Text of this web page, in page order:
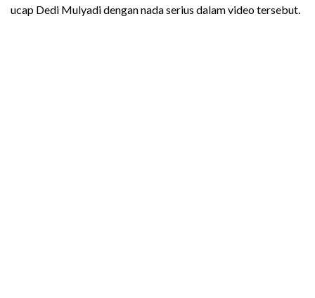
ucap Dedi Mulyadi dengan nada serius dalam video tersebut.